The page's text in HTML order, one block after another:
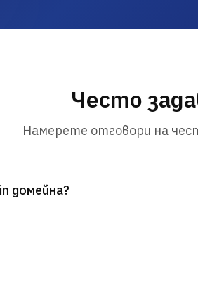
Често
Намерете отговори на
домейна?